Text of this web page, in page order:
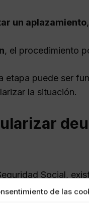
de las
un aplazamiento
, el procedimiento
etapa puede ser
la situación.
Social,